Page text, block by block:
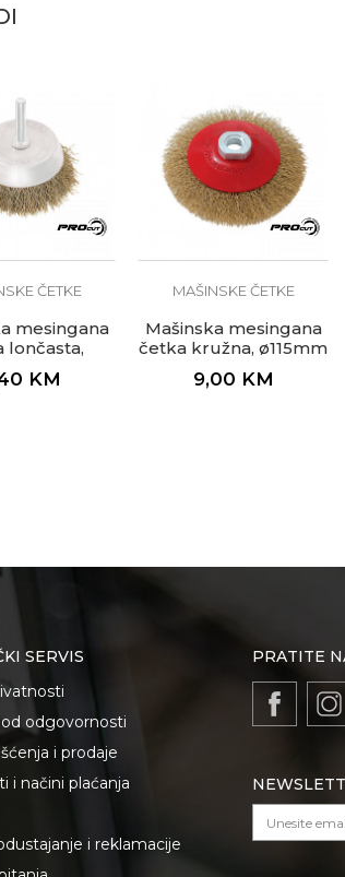
ČETKE
mesingana
lončasta,
za bušilicu
KM
MAŠINSKE ČETKE
Mašinska mesingana
četka kružna, ø115mm
za brusilicu
9,00 KM
SERVIS
odgovornosti
i prodaje
i načini plaćanja
i reklamacije
PRATITE